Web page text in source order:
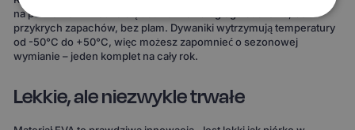
na powierzchni i łatwo się usuwa. Bez długiego suszenia, bez
przykrych zapachów, bez plam. Dywaniki wytrzymują temperatury
od -50°C do +50°C, więc możesz zapomnieć o sezonowej
wymianie – jeden komplet na cały rok.
Lekkie, ale niezwykle trwałe